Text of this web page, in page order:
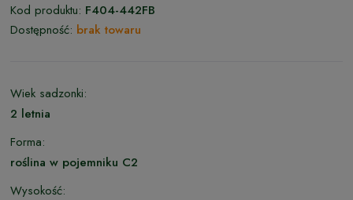
Kod produktu: F404-442FB
Dostępność: brak towaru
Wiek sadzonki:
2 letnia
Forma:
roślina w pojemniku C2
Wysokość: